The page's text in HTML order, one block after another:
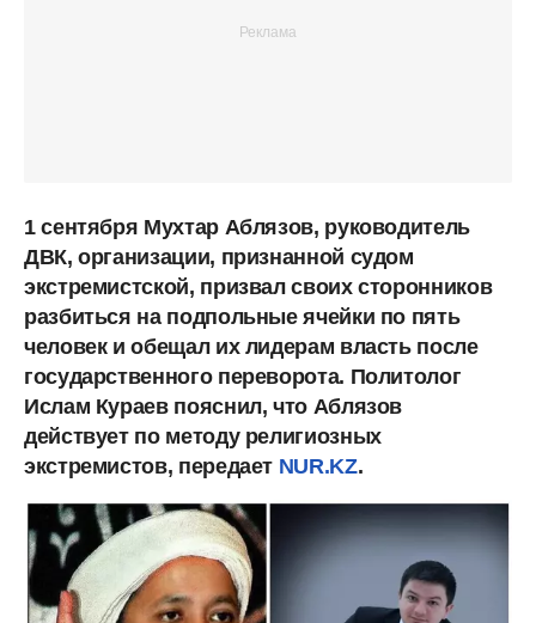
1 сентября Мухтар Аблязов, руководитель
ДВК, организации, признанной судом
экстремистской, призвал своих сторонников
разбиться на подпольные ячейки по пять
человек и обещал их лидерам власть после
государственного переворота. Политолог
Ислам Кураев пояснил, что Аблязов
действует по методу религиозных
экстремистов, передает NUR.KZ.